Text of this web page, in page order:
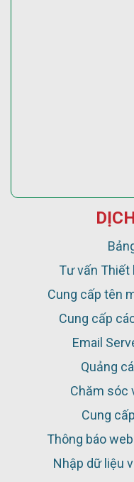
Tư vấn Thiết
Cung cấp tên
Cung cấp
Email
Quảng
Chăm sóc
Cung
Thông báo
Nhập dữ liệu